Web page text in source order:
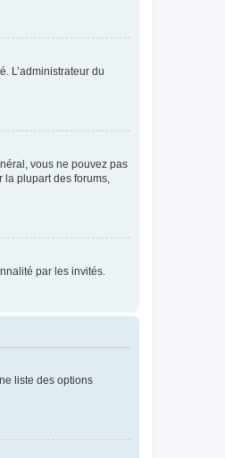
L’administrateur du
vous ne pouvez pas
plupart des forums,
par les invités.
liste des options